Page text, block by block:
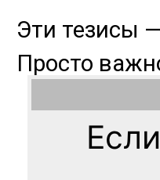
Если